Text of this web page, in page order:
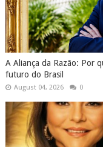
A Aliança da Razão: Por
futuro do Brasil
August 04, 2026 0